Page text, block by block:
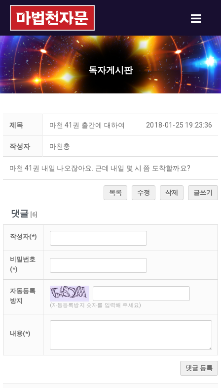
독자게시판
제목 마천 41권 출간에 대하여 2018-01-25 19:23:36
작성자 마천충
마천 41권 내일 나오잖아요. 근데 내일 몇 시 쯤 도착할까요?
목록 수정 삭제 글쓰기
댓글[6]
작성자(*)
비밀번호
(*)
자동등록
방지
(자동등록방지 숫자를 입력해 주세요)
내용(*)
댓글 등록